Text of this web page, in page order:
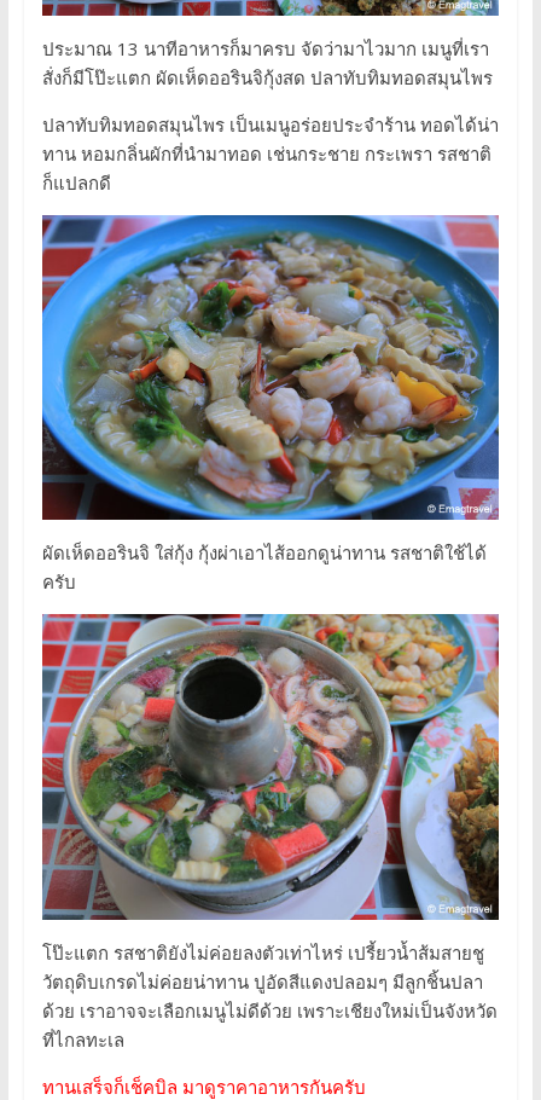
ประมาณ 13 นาทีอาหารก็มาครบ จัดว่ามาไวมาก เมนูที่เรา
สั่งก็มีโป๊ะแตก ผัดเห็ดออรินจิกุ้งสด ปลาทับทิมทอดสมุนไพร
ปลาทับทิมทอดสมุนไพร เป็นเมนูอร่อยประจำร้าน ทอดได้น่า
ทาน หอมกลิ่นผักที่นำมาทอด เช่นกระชาย กระเพรา รสชาติ
ก็แปลกดี
ผัดเห็ดออรินจิ ใส่กุ้ง กุ้งผ่าเอาไส้ออกดูน่าทาน รสชาติใช้ได้
ครับ
โป๊ะแตก รสชาติยังไม่ค่อยลงตัวเท่าไหร่ เปรี้ยวน้ำส้มสายชู
วัตถุดิบเกรดไม่ค่อยน่าทาน ปูอัดสีแดงปลอมๆ มีลูกชิ้นปลา
ด้วย เราอาจจะเลือกเมนูไม่ดีด้วย เพราะเชียงใหม่เป็นจังหวัด
ที่ไกลทะเล
ทานเสร็จก็เช็คบิล มาดูราคาอาหารกันครับ